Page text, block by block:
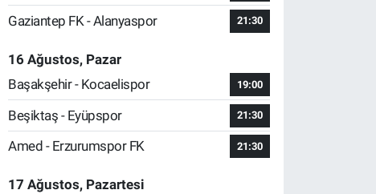
Gaziantep FK - Alanyaspor 21:30
16 Ağustos, Pazar
Başakşehir - Kocaelispor
19:00
Beşiktaş - Eyüpspor 21:30
Amed - Erzurumspor FK 21:30
17 Ağustos, Pazartesi